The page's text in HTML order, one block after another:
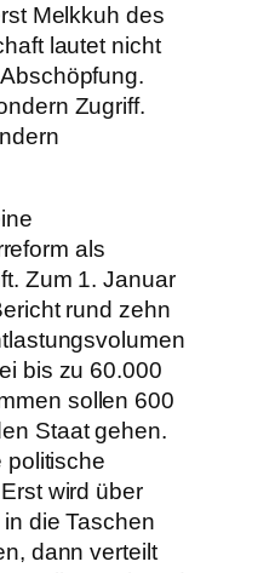
Melkkuh des
lautet nicht
Zugriff.
als
Zum 1. Januar
rund zehn
bis zu 60.000
sollen 600
Staat gehen.
politische
wird über
die Taschen
dann verteilt